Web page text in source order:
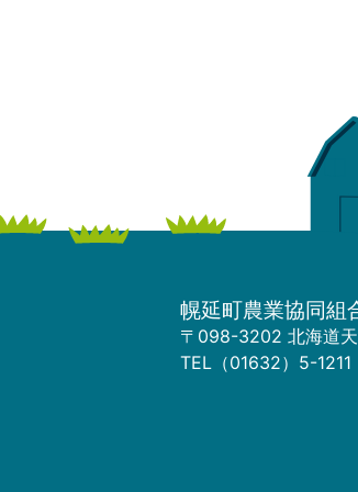
幌延町農業協同組
〒098-3202 北海道
TEL（01632）5-1211